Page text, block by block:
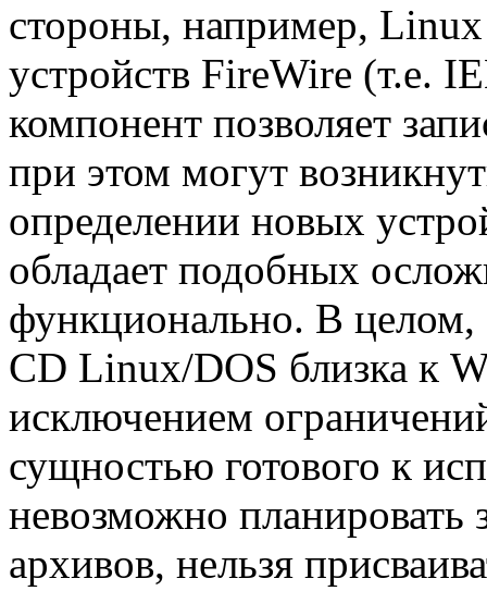
стороны, например,
устройств FireWire (т.е.
компонент позволяет
при этом могут
определении новых
обладает подобных
функционально. В
CD Linux/DOS близка к
исключением
сущностью готового к
невозможно планировать
архивов, нельзя